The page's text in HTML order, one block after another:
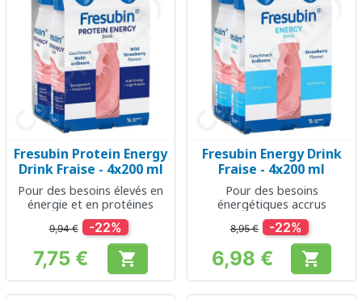
Fresubin Protein Energy
Drink Fraise - 4x200 ml
Pour des besoins élevés en
énergie et en protéines
9,94 € -22%
Prix
7,75 € 
Fresubin Energy Drink
Fraise - 4x200 ml
Pour des besoins
énergétiques accrus
8,95 € -22%
Prix
6,98 € 